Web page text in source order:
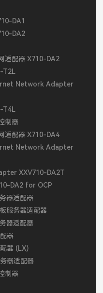
DA1
DA2
适配器 X710-DA2
T2L
Network Adapter
T4L
制器
适配器 X710-DA4
Network Adapter
XXV710-DA2T
DA2 for OCP
器适配器
服务器适配器
器适配器
器
器 (LX)
器适配器
制器